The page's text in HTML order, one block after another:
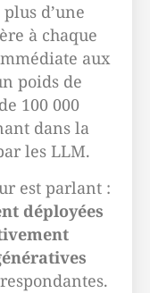
d’une
à chaque
aux
poids de
100 000
dans la
les LLM.
est parlant :
déployées